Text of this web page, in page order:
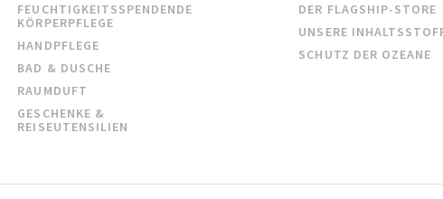
FEUCHTIGKEITSSPENDENDE
KÖRPERPFLEGE
HANDPFLEGE
BAD & DUSCHE
RAUMDUFT
GESCHENKE &
REISEUTENSILIEN
DER FLAGSHIP-STORE
UNSERE
SCHUTZ DER OZEANE